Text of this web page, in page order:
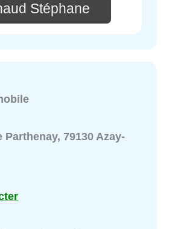
Stéphane
Parthenay, 79130 Azay-